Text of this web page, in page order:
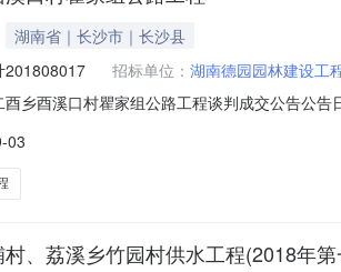
湖南省｜长沙市｜长沙县
201808017 招标单位： 湖南德园园林建设工
酉乡酉溪口村瞿家组公路工程谈判成交公告公
应商产生方式：（）公告邀请（）供应商库抽
03
、荔溪乡竹园村供水工程(2018年